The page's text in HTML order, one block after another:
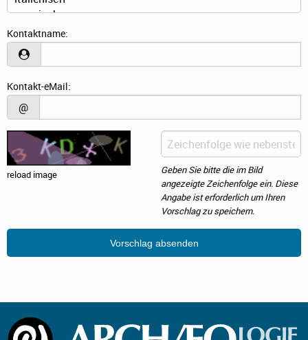
Kontaktname:
Kontakt-eMail:
@
reload image
Geben Sie bitte die im Bild
angezeigte Zeichenfolge ein. Diese
Angabe ist erforderlich um Ihren
Vorschlag zu speichern.